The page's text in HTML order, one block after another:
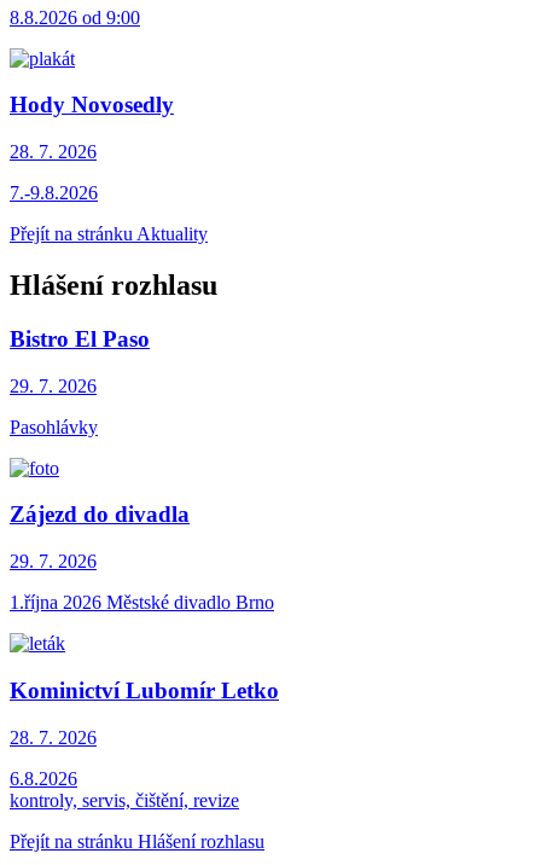
8.8.2026 od 9:00
Hody Novosedly
28. 7. 2026
7.-9.8.2026
Přejít na stránku Aktuality
Hlášení rozhlasu
Bistro El Paso
29. 7. 2026
Pasohlávky
Zájezd do divadla
29. 7. 2026
1.října 2026 Městské divadlo Brno
Kominictví Lubomír Letko
28. 7. 2026
6.8.2026
kontroly, servis, čištění, revize
Přejít na stránku Hlášení rozhlasu